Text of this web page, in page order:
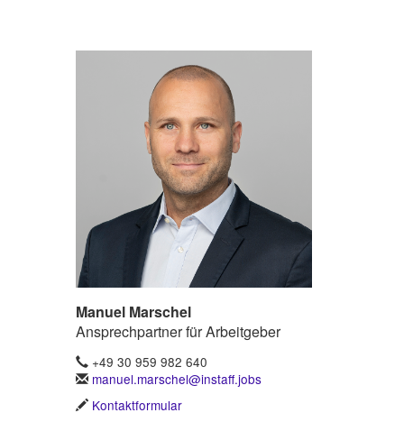
Manuel Marschel
Ansprechpartner für Arbeitgeber
+49 30 959 982 640
manuel.marschel@instaff.jobs
Kontaktformular